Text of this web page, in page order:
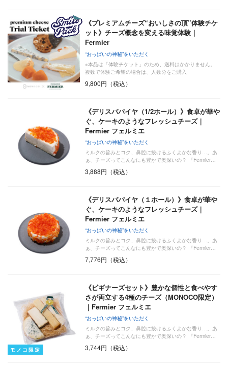
《プレミアムチーズ“おいしさの頂”体験チケ
ット》チーズ概念を変える味覚体験｜
Fermier
“おっぱいの神秘”をいただく
※本品は「体験チケット」のため、送料はかかりません。
複数で体験ご希望の場合は、人数分をご購入
9,800円（税込）
《デリスパパイヤ（1/2ホール）》食卓が華や
ぐ、ケーキのようなフレッシュチーズ｜
Fermier フェルミエ
“おっぱいの神秘”をいただく
ミルクの旨みとコク、鼻腔に抜けるふくよかな香り…。あ
ぁ、チーズってこんなにも豊かで奥深いの？ 『Fermier…
3,888円（税込）
《デリスパパイヤ（１ホール）》食卓が華や
ぐ、ケーキのようなフレッシュチーズ｜
Fermier フェルミエ
“おっぱいの神秘”をいただく
ミルクの旨みとコク、鼻腔に抜けるふくよかな香り…。あ
ぁ、チーズってこんなにも豊かで奥深いの？ 『Fermier…
7,776円（税込）
モノコ限定
《ビギナーズセット》豊かな個性と食べやす
さが両立する4種のチーズ（MONOCO限定）
｜Fermier フェルミエ
“おっぱいの神秘”をいただく
ミルクの旨みとコク、鼻腔に抜けるふくよかな香り…。あ
ぁ、チーズってこんなにも豊かで奥深いの？ 『Fermier…
3,744円（税込）